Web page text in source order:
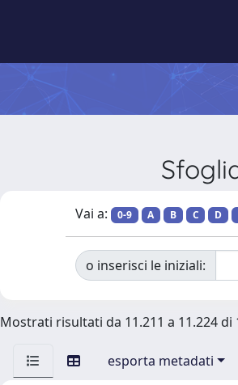
Vai a: 0-9 A B C D
o inserisci le iniziali:
Mostrati risultati da 11.211 a 11.224 di
esporta metadati